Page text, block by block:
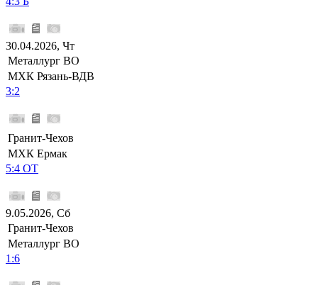
30.04.2026, Чт
Металлург ВО
МХК Рязань-ВДВ
3:2
Гранит-Чехов
МХК Ермак
5:4 ОТ
9.05.2026, Сб
Гранит-Чехов
Металлург ВО
1:6